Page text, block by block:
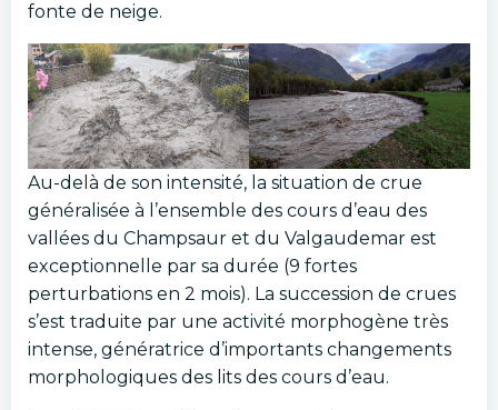
fonte de neige.
Au-delà de son intensité, la situation de crue
généralisée à l’ensemble des cours d’eau des
vallées du Champsaur et du Valgaudemar est
exceptionnelle par sa durée (9 fortes
perturbations en 2 mois). La succession de crues
s’est traduite par une activité morphogène très
intense, génératrice d’importants changements
morphologiques des lits des cours d’eau.